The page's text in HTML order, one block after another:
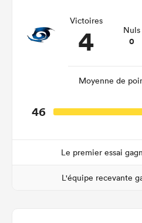
Victoires
4 Nuls
0
Moyenne de
46
Le premier essai
L'équipe recevante